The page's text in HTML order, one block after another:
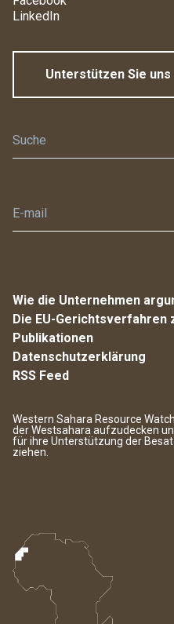
LinkedIn
Unterstützen Sie uns
Wie die Unternehmen
Die EU-Gerichtsverfahren
Publikationen
Datenschutzerklärung
RSS Feed
Western Sahara Resource
der Westsahara aufzudecken
für ihre Unterstützung der
ziehen.